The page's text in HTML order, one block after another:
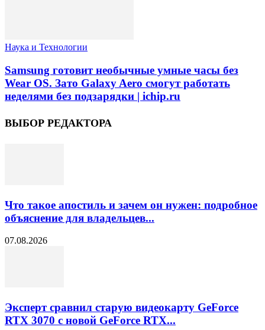
Наука и Технологии
Samsung готовит необычные умные часы без
Wear OS. Зато Galaxy Aero смогут работать
неделями без подзарядки | ichip.ru
ВЫБОР РЕДАКТОРА
Что такое апостиль и зачем он нужен: подробное
объяснение для владельцев...
07.08.2026
Эксперт сравнил старую видеокарту GeForce
RTX 3070 с новой GeForce RTX...